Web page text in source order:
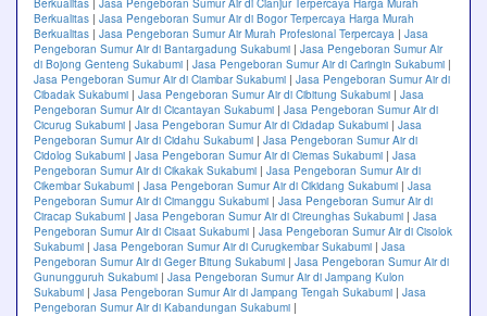
Berkualitas | Jasa Pengeboran Sumur Air di Cianjur Terpercaya Harga Murah
Berkualitas | Jasa Pengeboran Sumur Air di Bogor Terpercaya Harga Murah
Berkualitas | Jasa Pengeboran Sumur Air Murah Profesional Terpercaya | Jasa
Pengeboran Sumur Air di Bantargadung Sukabumi | Jasa Pengeboran Sumur Air
di Bojong Genteng Sukabumi | Jasa Pengeboran Sumur Air di Caringin Sukabumi |
Jasa Pengeboran Sumur Air di Ciambar Sukabumi | Jasa Pengeboran Sumur Air di
Cibadak Sukabumi | Jasa Pengeboran Sumur Air di Cibitung Sukabumi | Jasa
Pengeboran Sumur Air di Cicantayan Sukabumi | Jasa Pengeboran Sumur Air di
Cicurug Sukabumi | Jasa Pengeboran Sumur Air di Cidadap Sukabumi | Jasa
Pengeboran Sumur Air di Cidahu Sukabumi | Jasa Pengeboran Sumur Air di
Cidolog Sukabumi | Jasa Pengeboran Sumur Air di Ciemas Sukabumi | Jasa
Pengeboran Sumur Air di Cikakak Sukabumi | Jasa Pengeboran Sumur Air di
Cikembar Sukabumi | Jasa Pengeboran Sumur Air di Cikidang Sukabumi | Jasa
Pengeboran Sumur Air di Cimanggu Sukabumi | Jasa Pengeboran Sumur Air di
Ciracap Sukabumi | Jasa Pengeboran Sumur Air di Cireunghas Sukabumi | Jasa
Pengeboran Sumur Air di Cisaat Sukabumi | Jasa Pengeboran Sumur Air di Cisolok
Sukabumi | Jasa Pengeboran Sumur Air di Curugkembar Sukabumi | Jasa
Pengeboran Sumur Air di Geger Bitung Sukabumi | Jasa Pengeboran Sumur Air di
Gunungguruh Sukabumi | Jasa Pengeboran Sumur Air di Jampang Kulon
Sukabumi | Jasa Pengeboran Sumur Air di Jampang Tengah Sukabumi | Jasa
Pengeboran Sumur Air di Kabandungan Sukabumi |